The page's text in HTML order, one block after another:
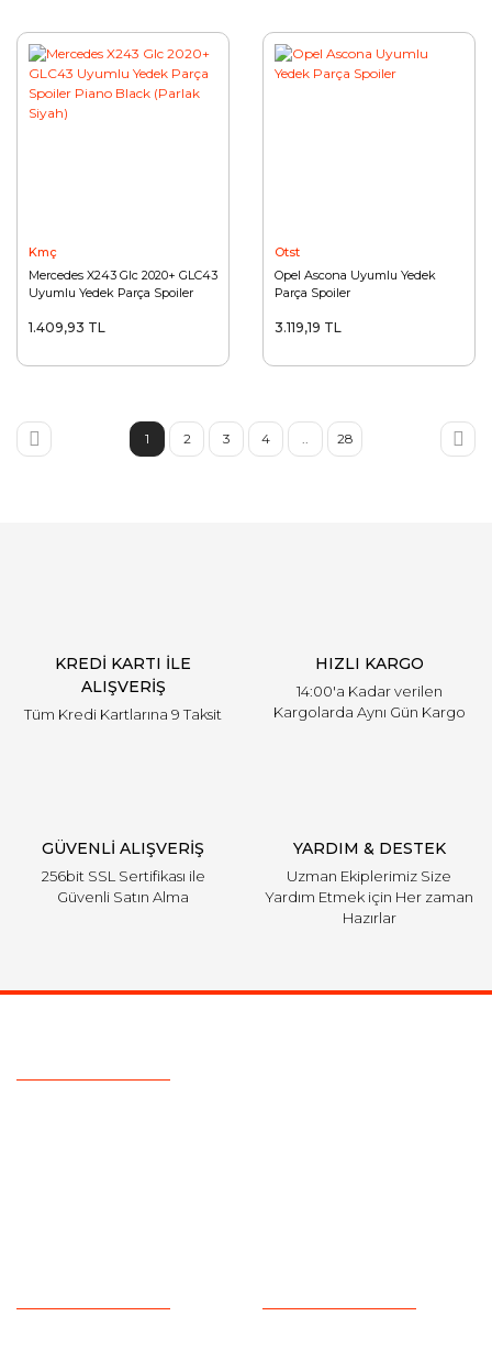
Kmç
Mercedes X243 Glc 2020+ GLC43
Uyumlu Yedek Parça Spoiler
1.409,93 TL
Otst
Opel Ascona Uyumlu Yedek
Parça Spoiler
3.119,19 TL
1 2 3 4 .. 28
KREDİ KARTI İLE
ALIŞVERİŞ
Tüm Kredi Kartlarına 9 Taksit
HIZLI KARGO
14:00'a Kadar verilen
Kargolarda Aynı Gün Kargo
GÜVENLİ ALIŞVERİŞ
256bit SSL Sertifikası ile
Güvenli Satın Alma
YARDIM & DESTEK
Uzman Ekiplerimiz Size
Yardım Etmek için Her zaman
Hazırlar